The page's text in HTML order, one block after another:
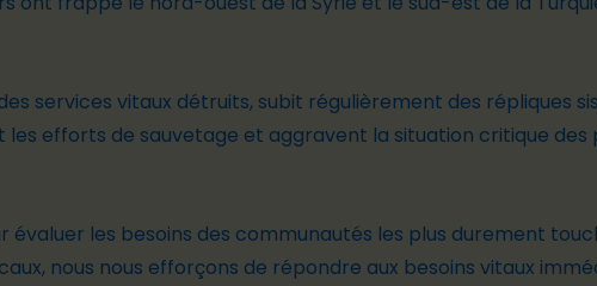
services vitaux détruits, subit régulièrement des répliques
efforts de sauvetage et aggravent la situation critique des
les besoins des communautés les plus durement
nous nous efforçons de répondre aux besoins vitaux